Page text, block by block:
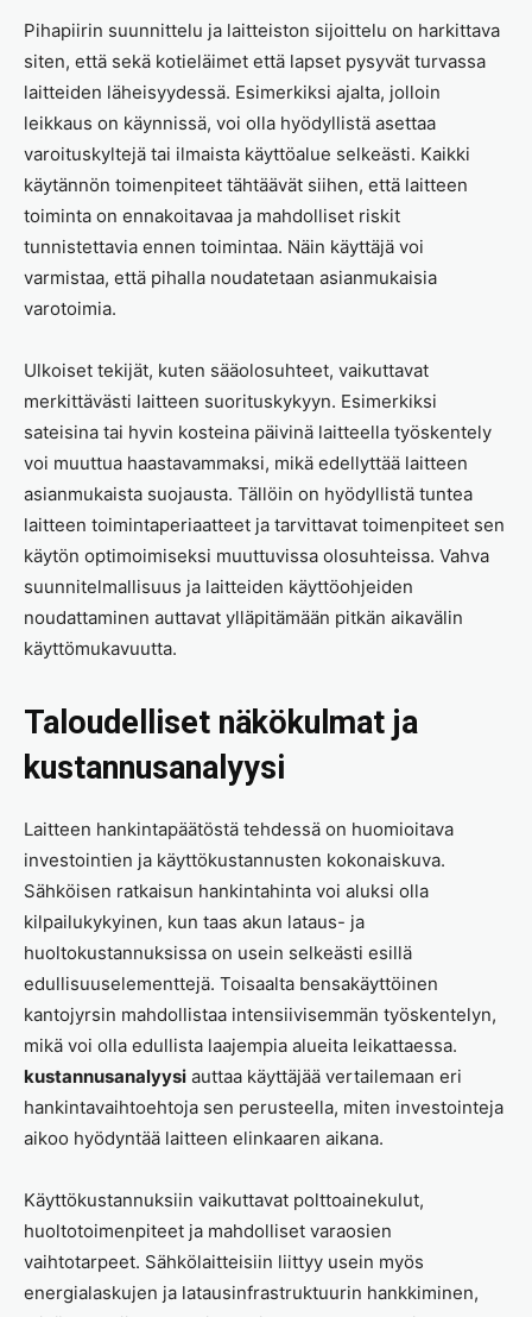
Pihapiirin suunnittelu ja laitteiston sijoittelu on harkittava
siten, että sekä kotieläimet että lapset pysyvät turvassa
laitteiden läheisyydessä. Esimerkiksi ajalta, jolloin
leikkaus on käynnissä, voi olla hyödyllistä asettaa
varoituskyltejä tai ilmaista käyttöalue selkeästi. Kaikki
käytännön toimenpiteet tähtäävät siihen, että laitteen
toiminta on ennakoitavaa ja mahdolliset riskit
tunnistettavia ennen toimintaa. Näin käyttäjä voi
varmistaa, että pihalla noudatetaan asianmukaisia
varotoimia.
Ulkoiset tekijät, kuten sääolosuhteet, vaikuttavat
merkittävästi laitteen suorituskykyyn. Esimerkiksi
sateisina tai hyvin kosteina päivinä laitteella työskentely
voi muuttua haastavammaksi, mikä edellyttää laitteen
asianmukaista suojausta. Tällöin on hyödyllistä tuntea
laitteen toimintaperiaatteet ja tarvittavat toimenpiteet sen
käytön optimoimiseksi muuttuvissa olosuhteissa. Vahva
suunnitelmallisuus ja laitteiden käyttöohjeiden
noudattaminen auttavat ylläpitämään pitkän aikavälin
käyttömukavuutta.
Taloudelliset näkökulmat ja
kustannusanalyysi
Laitteen hankintapäätöstä tehdessä on huomioitava
investointien ja käyttökustannusten kokonaiskuva.
Sähköisen ratkaisun hankintahinta voi aluksi olla
kilpailukykyinen, kun taas akun lataus- ja
huoltokustannuksissa on usein selkeästi esillä
edullisuuselementtejä. Toisaalta bensakäyttöinen
kantojyrsin mahdollistaa intensiivisemmän työskentelyn,
mikä voi olla edullista laajempia alueita leikattaessa.
kustannusanalyysi auttaa käyttäjää vertailemaan eri
hankintavaihtoehtoja sen perusteella, miten investointeja
aikoo hyödyntää laitteen elinkaaren aikana.
Käyttökustannuksiin vaikuttavat polttoainekulut,
huoltotoimenpiteet ja mahdolliset varaosien
vaihtotarpeet. Sähkölaitteisiin liittyy usein myös
energialaskujen ja latausinfrastruktuurin hankkiminen,